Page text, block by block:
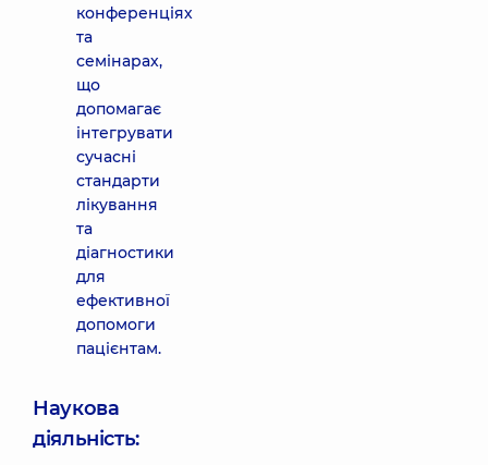
конференціях
та
семінарах,
що
допомагає
інтегрувати
сучасні
стандарти
лікування
та
діагностики
для
ефективної
допомоги
пацієнтам.
Наукова
діяльність: